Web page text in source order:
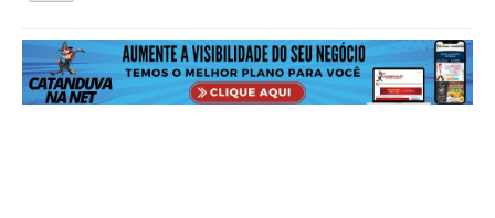
Home Cidade Cultura Economia Educação
Esportes Eventos Filmes em Cartaz Região
Política Saúde Tecnologia Cinema / Série / TV